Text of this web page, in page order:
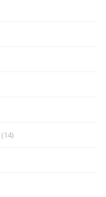
(14)